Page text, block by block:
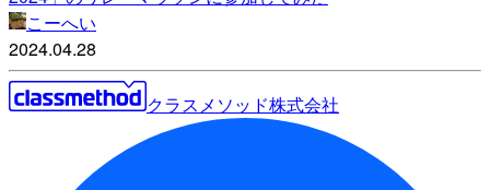
こーへい
2024.04.28
クラスメソッド株式会社